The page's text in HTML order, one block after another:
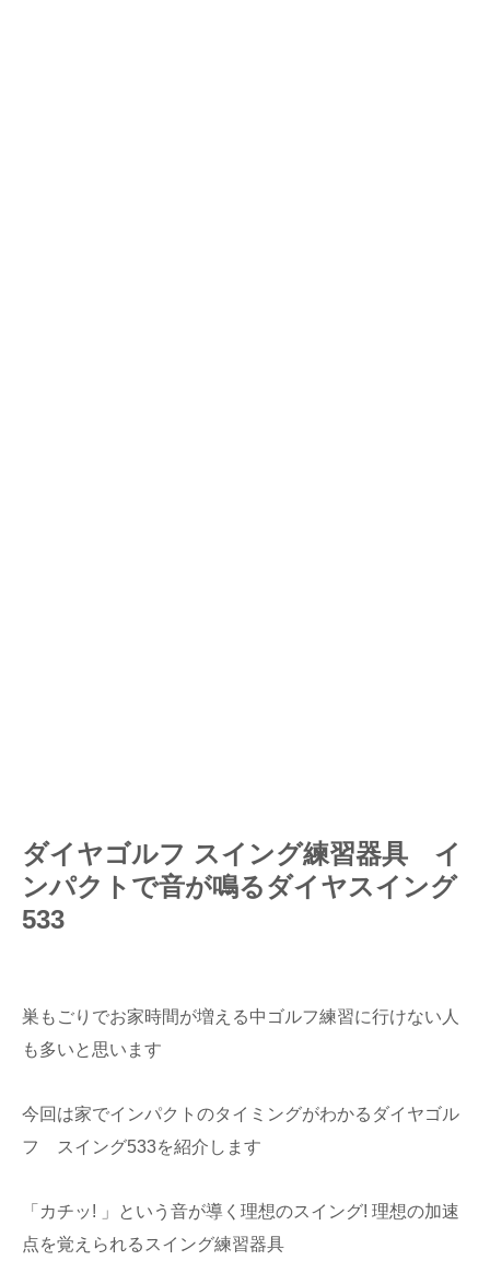
ダイヤゴルフ スイング練習器具 イ
ンパクトで音が鳴るダイヤスイング
533
巣もごりでお家時間が増える中ゴルフ練習に行けない人
も多いと思います
今回は家でインパクトのタイミングがわかるダイヤゴル
フ スイング533を紹介します
「カチッ! 」という音が導く理想のスイング! 理想の加速
点を覚えられるスイング練習器具